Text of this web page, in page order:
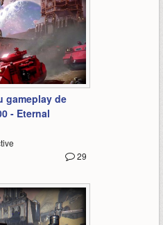
1:45
gameplay de
- Eternal
29